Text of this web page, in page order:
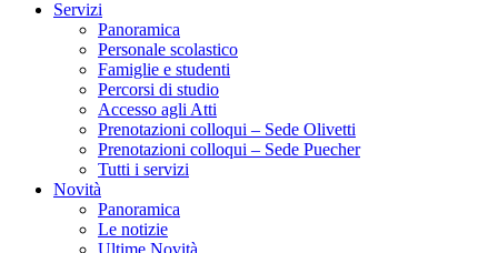
Servizi
Panoramica
Personale scolastico
Famiglie e studenti
Percorsi di studio
Accesso agli Atti
Prenotazioni colloqui – Sede Olivetti
Prenotazioni colloqui – Sede Puecher
Tutti i servizi
Novità
Panoramica
Le notizie
Ultime Novità